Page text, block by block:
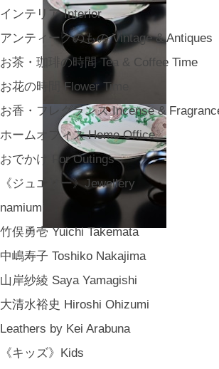
インテリア Interior
アンティークのもの Vintage & Antiques
お茶・珈琲の時間 Tea & Coffee Time
お花の時間 Flower Time
お香・フレグランス Incense &
ホームオフィス Home Office
おでかけ For Outings
《ジュエリー》Jewellery
namiumi
竹俣勇壱 Yuichi Takemata
中嶋寿子 Toshiko Nakajima
山岸紗綾 Saya Yamagishi
大清水裕史 Hiroshi Ohizumi
Leathers by Kei Arabuna
《キッズ》Kids